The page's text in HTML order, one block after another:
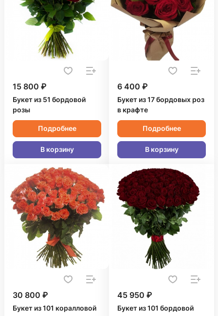
15 800 ₽
Букет из 51 бордовой
розы
Подробнее
В корзину
6 400 ₽
Букет из 17 бордовых роз
в крафте
Подробнее
В корзину
30 800 ₽
Букет из 101 коралловой
45 950 ₽
Букет из 101 бордовой